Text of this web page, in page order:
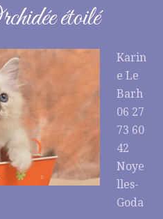
étoilé
Karin
e Le
Barh
06 27
73 60
42
Noye
lles-
Goda